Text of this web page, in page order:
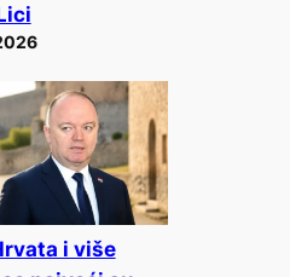
i više